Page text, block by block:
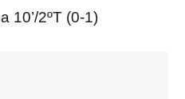
10’/2ºT (0-1)